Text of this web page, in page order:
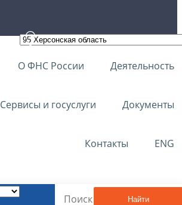
О ФНС России Деятельность
Сервисы и госуслуги Документы
Контакты ENG
Найти